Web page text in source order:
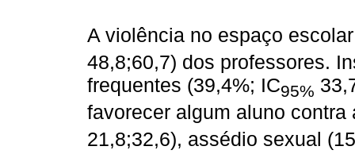
A violência no espaço
48,8;60,7) dos professores.
frequentes (39,4%; IC95%
favorecer algum aluno
21,8;32,6), assédio sexual